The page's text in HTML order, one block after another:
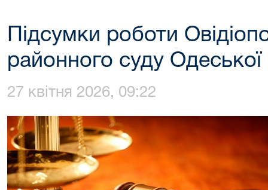
Підсумки роботи
районного суду Одеської
27 квітня 2026, 09:22